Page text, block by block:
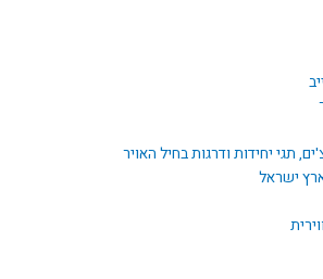
תגי יחידות ודרגות בחיל האויר
ישראל